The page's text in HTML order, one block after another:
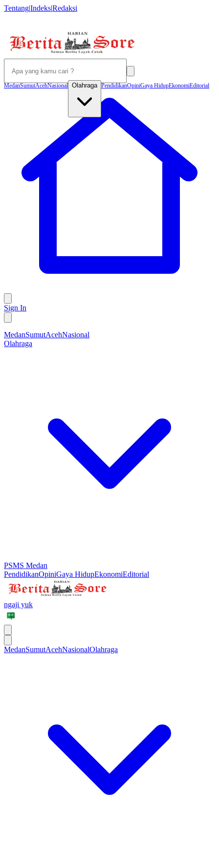
Tentang|Indeks|Redaksi
MedanSumutAcehNasional Olahraga PendidikanOpiniGaya HidupEkonomiEditorial
Sign In
MedanSumutAcehNasional
Olahraga
PSMS Medan
PendidikanOpiniGaya HidupEkonomiEditorial
ngaji yuk
MedanSumutAcehNasionalOlahraga